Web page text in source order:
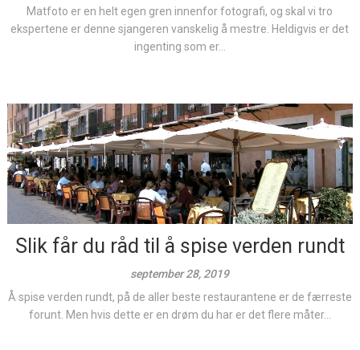
Matfoto er en helt egen gren innenfor fotografi, og skal vi tro
ekspertene er denne sjangeren vanskelig å mestre. Heldigvis er det
ingenting som er...
Slik får du råd til å spise verden rundt
september 28, 2019
Å spise verden rundt, på de aller beste restaurantene er de færreste
forunt. Men hvis dette er en drøm du har er det flere måter...